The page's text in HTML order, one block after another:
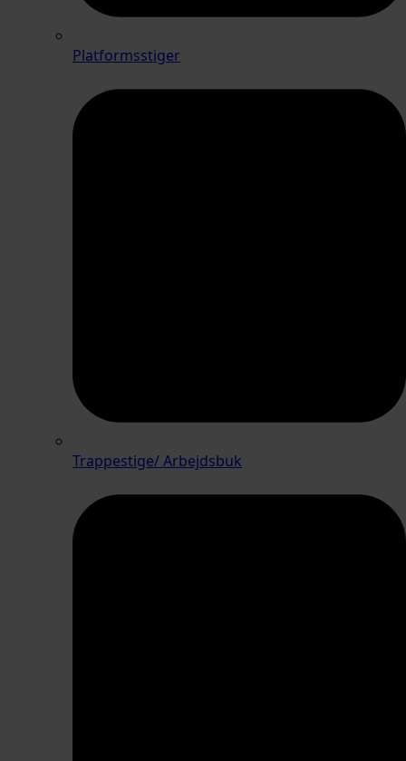
Platformsstiger
Trappestige/ Arbejdsbuk